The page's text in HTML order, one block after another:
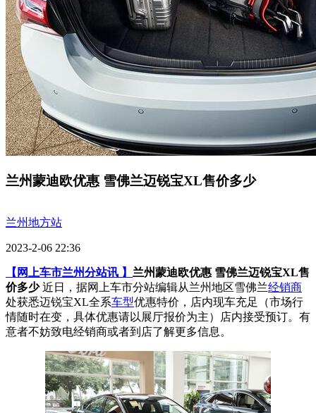
兰州蒙迪欧优惠 雪佛兰迈锐宝XL售价多少
兰州地方站
2023-2-06 22:36
【网上车市兰州分站讯 】 兰州蒙迪欧优惠 雪佛兰迈锐宝XL售
价多少近日，据网上车市分站编辑从兰州地区雪佛兰经销商
处获悉迈锐宝XL全系车型优惠特价，店内现车充足（市场行
情随时在变，具体优惠请以展厅报价为主）店内接受预订。有
意者不妨致电经销商或者到店了解更多信息。